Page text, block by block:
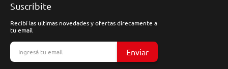
Suscríbite
Recibí las ultimas novedades y ofertas direcamente a
tu email
Enviar